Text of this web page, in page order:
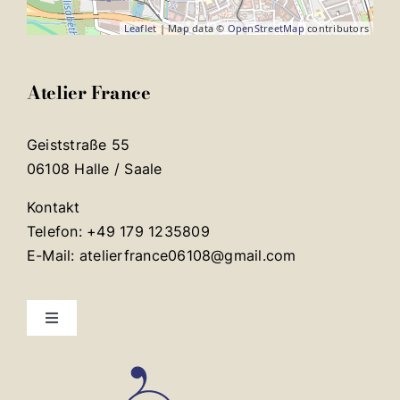
Leaflet| Map data © OpenStreetMap contributors
Atelier France
Geiststraße 55
06108 Halle / Saale
Kontakt
Telefon: +49 179 1235809
E-Mail: atelierfrance06108@gmail.com
Toggle
Mentions légales